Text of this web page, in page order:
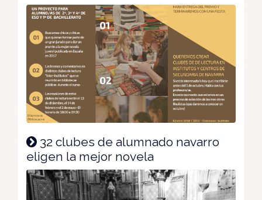
32 clubes de alumnado navarro
eligen la mejor novela